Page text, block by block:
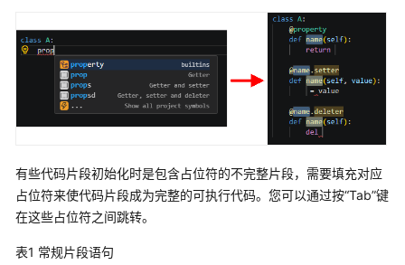
南
下
载
并
安
CodeArts
IDE
客
端
有些代码片段初始化时是包含占位符的不完整片段，需要填充对应
占位符来使代码片段成为完整的可执行代码。您可以通过按“Tab”键
在这些占位符之间跳转。
表1 常规片段语句